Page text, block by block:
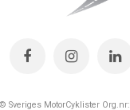
Sveriges MotorCyklister